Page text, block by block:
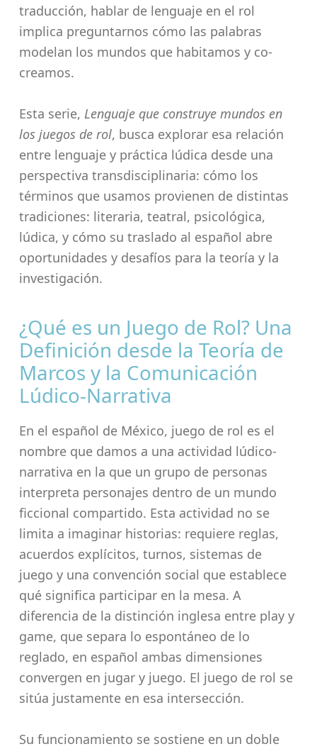
traducción, hablar de lenguaje en el rol
implica preguntarnos cómo las palabras
modelan los mundos que habitamos y co-
creamos.
Esta serie, Lenguaje que construye mundos en
los juegos de rol, busca explorar esa relación
entre lenguaje y práctica lúdica desde una
perspectiva transdisciplinaria: cómo los
términos que usamos provienen de distintas
tradiciones: literaria, teatral, psicológica,
lúdica, y cómo su traslado al español abre
oportunidades y desafíos para la teoría y la
investigación.
¿Qué es un Juego de Rol? Una
Definición desde la Teoría de
Marcos y la Comunicación
Lúdico-Narrativa
En el español de México, juego de rol es el
nombre que damos a una actividad lúdico-
narrativa en la que un grupo de personas
interpreta personajes dentro de un mundo
ficcional compartido. Esta actividad no se
limita a imaginar historias: requiere reglas,
acuerdos explícitos, turnos, sistemas de
juego y una convención social que establece
qué significa participar en la mesa. A
diferencia de la distinción inglesa entre play y
game, que separa lo espontáneo de lo
reglado, en español ambas dimensiones
convergen en jugar y juego. El juego de rol se
sitúa justamente en esa intersección.
Su funcionamiento se sostiene en un doble